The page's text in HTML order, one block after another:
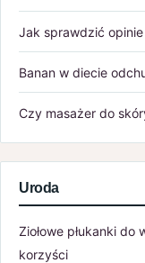
Jak sprawdzić
Banan w diecie
Czy masażer do
Uroda
Ziołowe płukanki do
korzyści